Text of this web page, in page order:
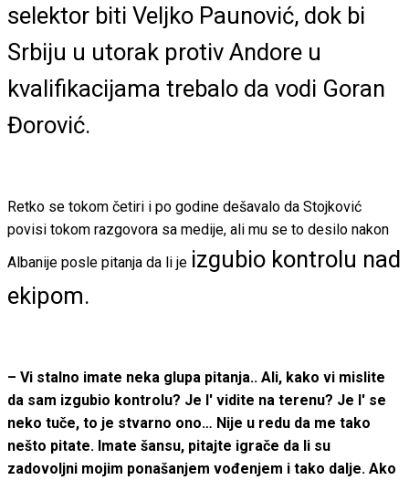
selektor biti Veljko Paunović, dok bi
Srbiju u utorak protiv Andore u
kvalifikacijama trebalo da vodi Goran
Đorović.
Retko se tokom četiri i po godine dešavalo da Stojković
povisi tokom razgovora sa medije, ali mu se to desilo nakon
Albanije posle pitanja da li je izgubio kontrolu nad
ekipom.
– Vi stalno imate neka glupa pitanja.. Ali, kako vi mislite
da sam izgubio kontrolu? Je l' vidite na terenu? Je l' se
neko tuče, to je stvarno ono… Nije u redu da me tako
nešto pitate. Imate šansu, pitajte igrače da li su
zadovoljni mojim ponašanjem vođenjem i tako dalje. Ako